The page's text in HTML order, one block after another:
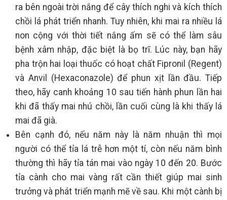
ra bên ngoài trời nắng để cây thích nghi và kích thích
chồi lá phát triển nhanh. Tuy nhiên, khi mai ra nhiều lá
non cộng với thời tiết nắng ấm sẽ có thể làm sâu
bệnh xâm nhập, đặc biệt là bọ trĩ. Lúc này, bạn hãy
pha trộn hai loại thuốc có hoạt chất Fipronil (Regent)
và Anvil (Hexaconazole) để phun xịt lần đầu. Tiếp
theo, hãy canh khoảng 10 sau tiến hành phun lần hai
khi đã thấy mai nhú chồi, lần cuối cùng là khi thấy lá
mai đã già.
Bên cạnh đó, nếu năm này là năm nhuận thì mọi
người có thể tỉa lá trễ hơn một tí, còn nếu năm bình
thường thì hãy tỉa tán mai vào ngày 10 đến 20. Bước
tỉa cành cho mai vàng rất cần thiết giúp mai sinh
trưởng và phát triển mạnh mẽ về sau. Khi một cành bị